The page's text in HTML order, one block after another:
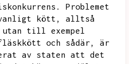
Problemet
kött,
alltså
till exempel
och sådär,
är
av staten att det